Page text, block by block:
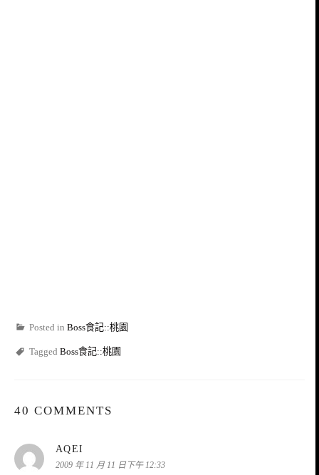
Posted in Boss食記::桃園
Tagged Boss食記::桃園
40 COMMENTS
AQEI
示:
2009 年 11 月 11 日下午 12:33